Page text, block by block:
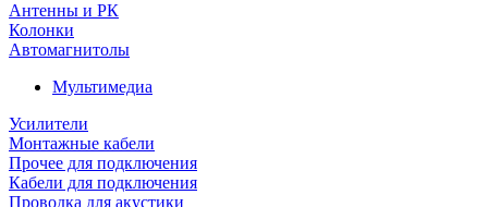
Антенны и РК
Колонки
Автомагнитолы
Мультимедиа
Усилители
Монтажные кабели
Прочее для подключения
Кабели для подключения
Проводка для акустики